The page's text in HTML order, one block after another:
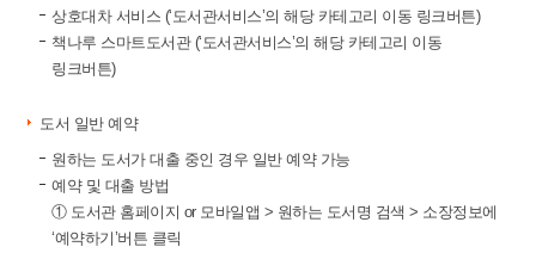
상호대차 서비스 (‘도서관서비스’의 해당 카테고리 이동 링크버튼)
책나루 스마트도서관 (‘도서관서비스’의 해당 카테고리 이동
링크버튼)
도서 일반 예약
원하는 도서가 대출 중인 경우 일반 예약 가능
예약 및 대출 방법
① 도서관 홈페이지 or 모바일앱 > 원하는 도서명 검색 > 소장정보에
‘예약하기’버튼 클릭